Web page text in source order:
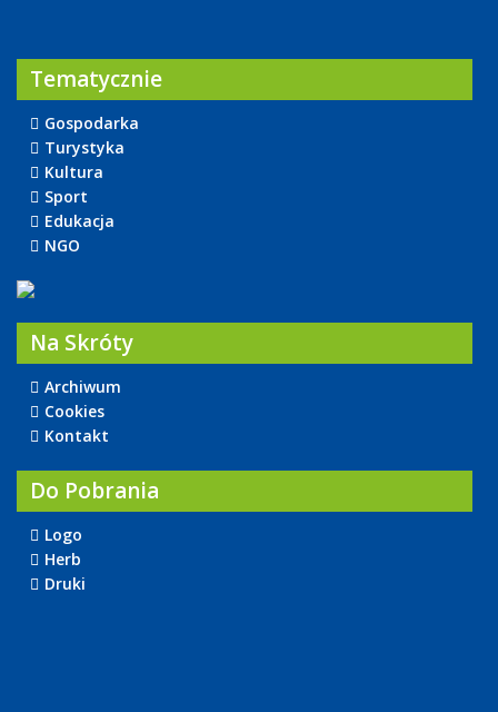
Tematycznie
Gospodarka
Turystyka
Kultura
Sport
Edukacja
NGO
Na Skróty
Archiwum
Cookies
Kontakt
Do Pobrania
Logo
Herb
Druki